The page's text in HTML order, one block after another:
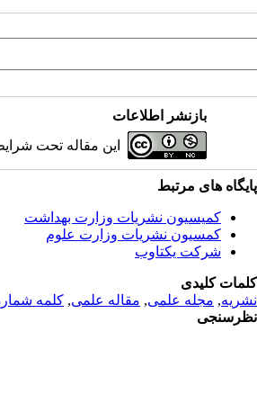
بازنشر اطلاعات
این مقاله تحت
پایگاه های مرتبط
کمیسیون نشریات وزارت بهداشت
کمسیون نشریات وزارت علوم
شرکت یکتاوب
کلمات کلیدی
نشریه, مجله علمی, مقاله علمی, کلمه
نظرسنجی